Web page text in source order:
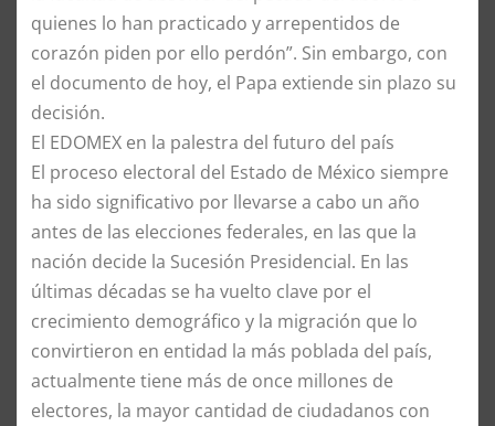
quienes lo han practicado y arrepentidos de
corazón piden por ello perdón”. Sin embargo, con
el documento de hoy, el Papa extiende sin plazo su
decisión.
El EDOMEX en la palestra del futuro del país
El proceso electoral del Estado de México siempre
ha sido significativo por llevarse a cabo un año
antes de las elecciones federales, en las que la
nación decide la Sucesión Presidencial. En las
últimas décadas se ha vuelto clave por el
crecimiento demográfico y la migración que lo
convirtieron en entidad la más poblada del país,
actualmente tiene más de once millones de
electores, la mayor cantidad de ciudadanos con